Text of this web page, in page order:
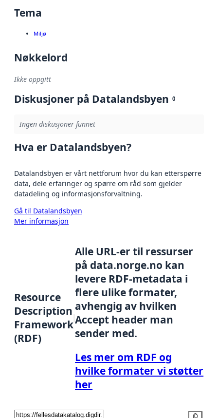
Tema
Miljø
Nøkkelord
Ikke oppgitt
Diskusjoner på Datalandsbyen 0
Ingen diskusjoner funnet
Hva er Datalandsbyen?
Datalandsbyen er vårt nettforum hvor du kan etterspørre
data, dele erfaringer og spørre om råd som gjelder
datadeling og informasjonsforvaltning.
Gå til Datalandsbyen
Mer informasjon
Resource
Description
Framework
(RDF)
Alle URL-er til ressurser
på data.norge.no kan
levere RDF-metadata i
flere ulike formater,
avhengig av hvilken
Accept header man
sender med.
Les mer om RDF og
hvilke formater vi støtter
her